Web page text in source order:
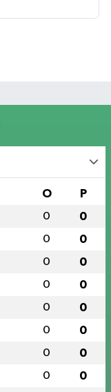
O P
0 0
0 0
0 0
0 0
0 0
0 0
0 0
0 0